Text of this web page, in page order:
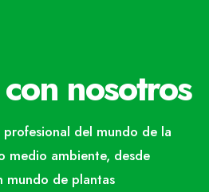
nosotros
del mundo de la
medio ambiente, desde
mundo de plantas